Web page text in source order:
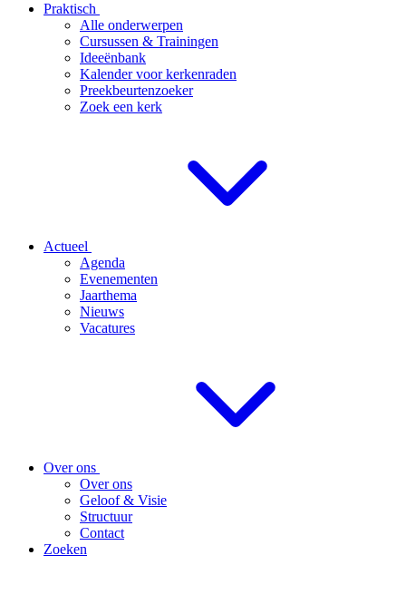
Praktisch
Alle onderwerpen
Cursussen & Trainingen
Ideeënbank
Kalender voor kerkenraden
Preekbeurtenzoeker
Zoek een kerk
Actueel
Agenda
Evenementen
Jaarthema
Nieuws
Vacatures
Over ons
Over ons
Geloof & Visie
Structuur
Contact
Zoeken